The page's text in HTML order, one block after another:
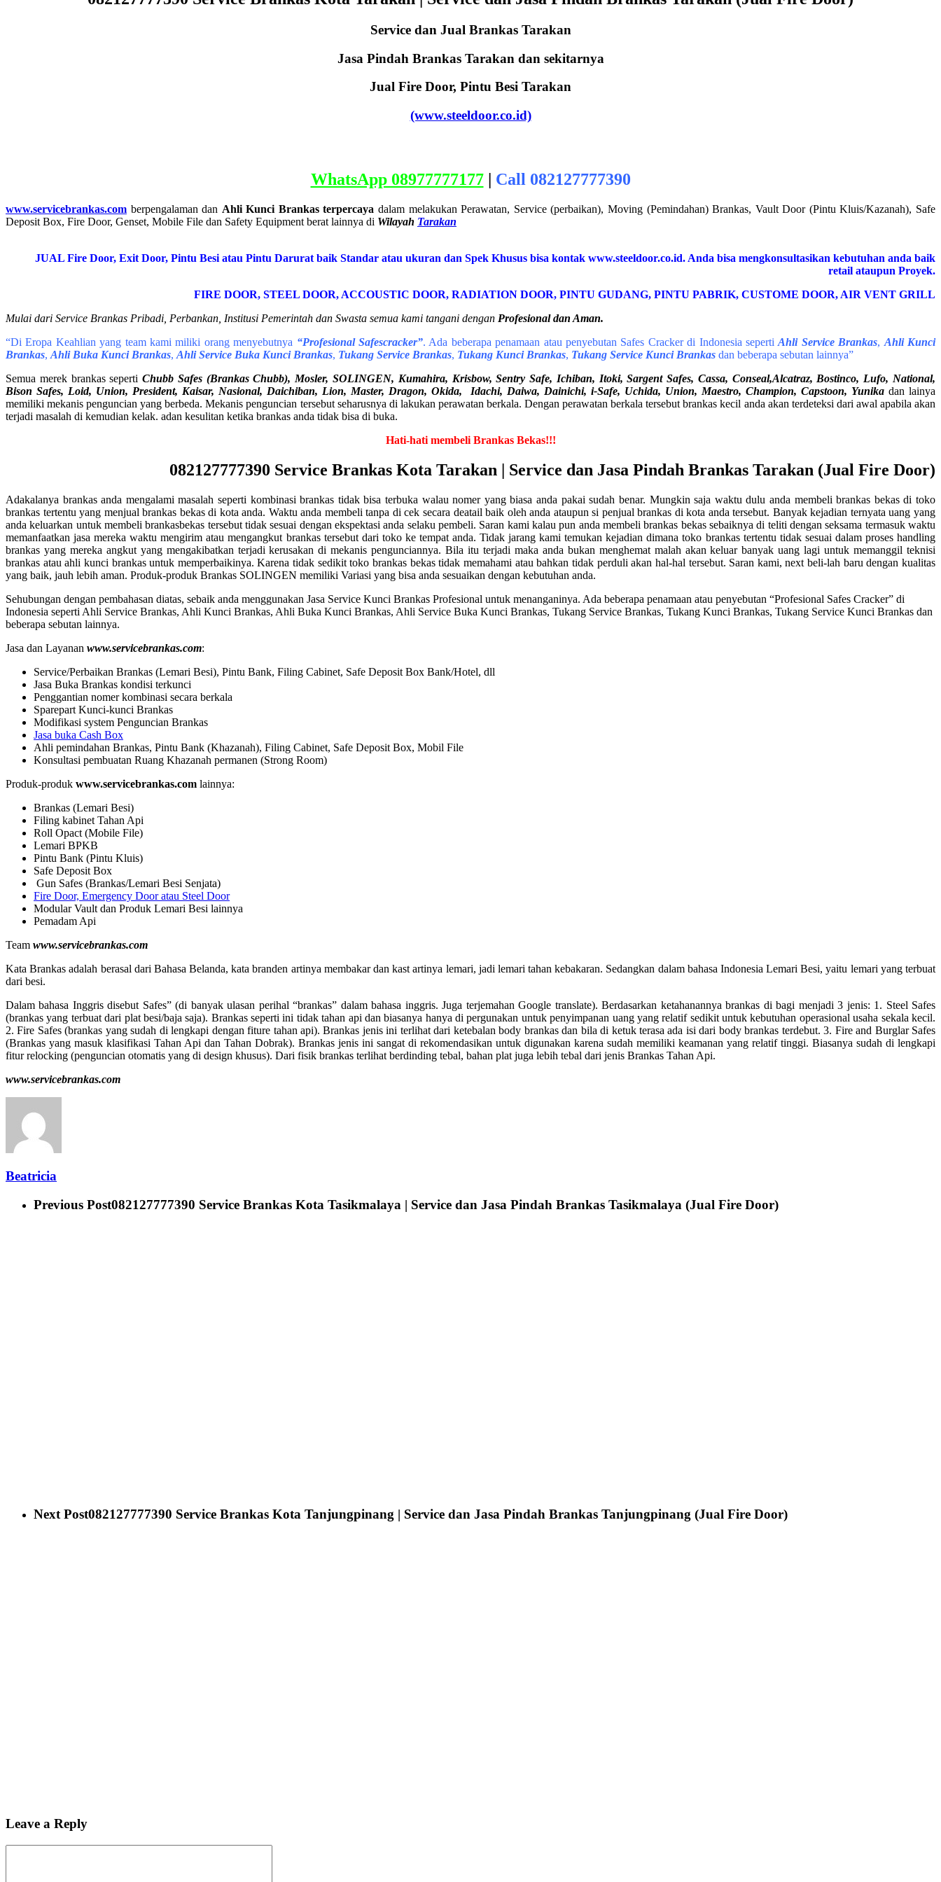
Service dan Jual Brankas Tarakan
Jasa Pindah Brankas Tarakan dan sekitarnya
Jual Fire Door, Pintu Besi Tarakan
(www.steeldoor.co.id)
WhatsApp 08977777177| Call 082127777390
www.servicebrankas.com berpengalaman dan Ahli Kunci Brankas terpercaya dalam melakukan Perawatan, Service (perbaikan), Moving (Pemindahan) Brankas, Vault Door (Pintu Kluis/Kazanah), Safe
Deposit Box, Fire Door, Genset, Mobile File dan Safety Equipment berat lainnya di Wilayah Tarakan
JUAL Fire Door, Exit Door, Pintu Besi atau Pintu Darurat baik Standar atau ukuran dan Spek Khusus bisa kontak www.steeldoor.co.id. Anda bisa mengkonsultasikan kebutuhan anda baik
retail ataupun Proyek.
FIRE DOOR, STEEL DOOR, ACCOUSTIC DOOR, RADIATION DOOR, PINTU GUDANG, PINTU PABRIK, CUSTOME DOOR, AIR VENT GRILL
Mulai dari Service Brankas Pribadi, Perbankan, Institusi Pemerintah dan Swasta semua kami tangani dengan Profesional dan Aman.
“Di Eropa Keahlian yang team kami miliki orang menyebutnya “Profesional Safescracker”. Ada beberapa penamaan atau penyebutan Safes Cracker di Indonesia sepertiAhli Service Brankas, Ahli Kunci
Brankas, Ahli Buka Kunci Brankas, Ahli Service Buka Kunci Brankas, Tukang Service Brankas, Tukang Kunci Brankas, Tukang Service Kunci Brankas dan beberapa sebutan lainnya”
Semua merek brankas sepertiChubb Safes (Brankas Chubb), Mosler, SOLINGEN, Kumahira, Krisbow, Sentry Safe, Ichiban, Itoki, Sargent Safes, Cassa, Conseal,Alcatraz, Bostinco, Lufo, National,
Bison Safes, Loid, Union, President, Kaisar, Nasional, Daichiban, Lion, Master, Dragon, Okida, Idachi, Daiwa, Dainichi, i-Safe, Uchida, Union, Maestro, Champion, Capstoon, Yunika dan lainya
memiliki mekanis penguncian yang berbeda. Mekanis penguncian tersebut seharusnya di lakukan perawatan berkala. Dengan perawatan berkala tersebut brankas kecil anda akan terdeteksi dari awal apabila akan
terjadi masalah di kemudian kelak. adan kesulitan ketika brankas anda tidak bisa di buka.
Hati-hati membeli Brankas Bekas!!!
082127777390 Service Brankas Kota Tarakan | Service dan Jasa Pindah Brankas Tarakan (Jual Fire Door)
Adakalanya brankas anda mengalami masalah seperti kombinasi brankas tidak bisa terbuka walau nomer yang biasa anda pakai sudah benar. Mungkin saja waktu dulu anda membeli brankas bekas di toko
brankas tertentu yang menjual brankas bekas di kota anda. Waktu anda membeli tanpa di cek secara deatail baik oleh anda ataupun si penjual brankas di kota anda tersebut. Banyak kejadian ternyata uang yang
anda keluarkan untuk membeli brankasbekas tersebut tidak sesuai dengan ekspektasi anda selaku pembeli. Saran kami kalau pun anda membeli brankas bekas sebaiknya di teliti dengan seksama termasuk waktu
memanfaatkan jasa mereka waktu mengirim atau mengangkut brankas tersebut dari toko ke tempat anda. Tidak jarang kami temukan kejadian dimana toko brankas tertentu tidak sesuai dalam proses handling
brankas yang mereka angkut yang mengakibatkan terjadi kerusakan di mekanis pengunciannya. Bila itu terjadi maka anda bukan menghemat malah akan keluar banyak uang lagi untuk memanggil teknisi
brankas atau ahli kunci brankas untuk memperbaikinya. Karena tidak sedikit toko brankas bekas tidak memahami atau bahkan tidak perduli akan hal-hal tersebut. Saran kami, next beli-lah baru dengan kualitas
yang baik, jauh lebih aman. Produk-produk Brankas SOLINGEN memiliki Variasi yang bisa anda sesuaikan dengan kebutuhan anda.
Sehubungan dengan pembahasan diatas, sebaik anda menggunakan Jasa Service Kunci Brankas Profesional untuk menanganinya. Ada beberapa penamaan atau penyebutan “Profesional Safes Cracker” di
Indonesia seperti Ahli Service Brankas, Ahli Kunci Brankas, Ahli Buka Kunci Brankas, Ahli Service Buka Kunci Brankas, Tukang Service Brankas, Tukang Kunci Brankas, Tukang Service Kunci Brankas dan
beberapa sebutan lainnya.
Jasa dan Layanan www.servicebrankas.com:
Service/Perbaikan Brankas (Lemari Besi), Pintu Bank, Filing Cabinet, Safe Deposit Box Bank/Hotel, dll
Jasa Buka Brankas kondisi terkunci
Penggantian nomer kombinasi secara berkala
Sparepart Kunci-kunci Brankas
Modifikasi system Penguncian Brankas
Jasa buka Cash Box
Ahli pemindahan Brankas, Pintu Bank (Khazanah), Filing Cabinet, Safe Deposit Box, Mobil File
Konsultasi pembuatan Ruang Khazanah permanen (Strong Room)
Produk-produk www.servicebrankas.com lainnya:
Brankas (Lemari Besi)
Filing kabinet Tahan Api
Roll Opact (Mobile File)
Lemari BPKB
Pintu Bank (Pintu Kluis)
Safe Deposit Box
Gun Safes (Brankas/Lemari Besi Senjata)
Fire Door, Emergency Door atau Steel Door
Modular Vault dan Produk Lemari Besi lainnya
Pemadam Api
Team www.servicebrankas.com
Kata Brankas adalah berasal dari Bahasa Belanda, kata branden artinya membakar dan kast artinya lemari, jadi lemari tahan kebakaran. Sedangkan dalam bahasa Indonesia Lemari Besi, yaitu lemari yang terbuat
dari besi.
Dalam bahasa Inggris disebut Safes” (di banyak ulasan perihal “brankas” dalam bahasa inggris. Juga terjemahan Google translate). Berdasarkan ketahanannya brankas di bagi menjadi 3 jenis: 1. Steel Safes
(brankas yang terbuat dari plat besi/baja saja). Brankas seperti ini tidak tahan api dan biasanya hanya di pergunakan untuk penyimpanan uang yang relatif sedikit untuk kebutuhan operasional usaha sekala kecil.
2. Fire Safes (brankas yang sudah di lengkapi dengan fiture tahan api). Brankas jenis ini terlihat dari ketebalan body brankas dan bila di ketuk terasa ada isi dari body brankas terdebut. 3. Fire and Burglar Safes
(Brankas yang masuk klasifikasi Tahan Api dan Tahan Dobrak). Brankas jenis ini sangat di rekomendasikan untuk digunakan karena sudah memiliki keamanan yang relatif tinggi. Biasanya sudah di lengkapi
fitur relocking (penguncian otomatis yang di design khusus). Dari fisik brankas terlihat berdinding tebal, bahan plat juga lebih tebal dari jenis Brankas Tahan Api.
www.servicebrankas.com
Beatricia
Previous Post082127777390 Service Brankas Kota Tasikmalaya | Service dan Jasa Pindah Brankas Tasikmalaya (Jual Fire Door)
Next Post082127777390 Service Brankas Kota Tanjungpinang | Service dan Jasa Pindah Brankas Tanjungpinang (Jual Fire Door)
Leave a Reply